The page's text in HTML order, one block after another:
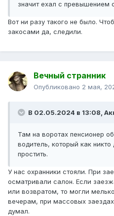
значит ехал с превышением
Вот ни разу такого не было.
закосами да, следили.
Вечный странник
Опубликовано 2 мая,
В 02.05.2024 в 13:08,
Там на воротах пенсионер
водитель, который как никто
простить.
У нас охранники стояли. При
осматривали салон. Если
или возвратом, то могли
вечерам, при массовых
думал.